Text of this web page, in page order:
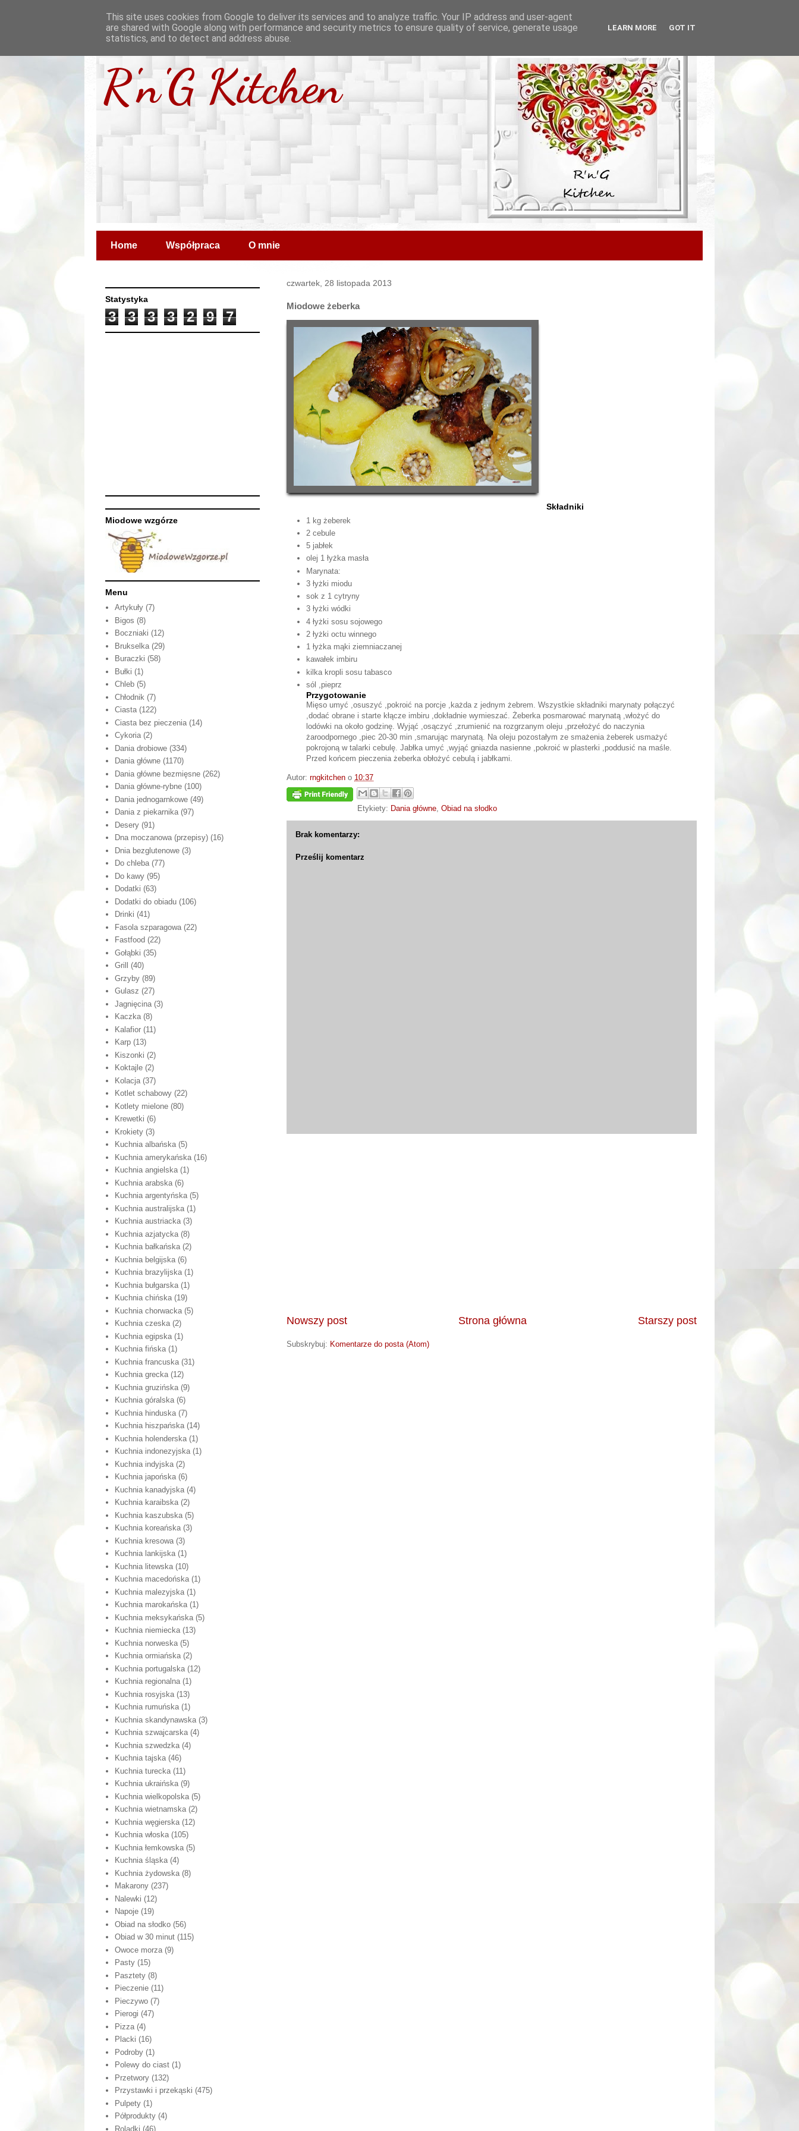
R'n'G Kitchen
Home Współpraca O mnie
czwartek, 28 listopada 2013
Miodowe żeberka
Składniki
1 kg żeberek
2 cebule
5 jabłek
olej 1 łyżka masła
Marynata:
3 łyżki miodu
sok z 1 cytryny
3 łyżki wódki
4 łyżki sosu sojowego
2 łyżki octu winnego
1 łyżka mąki ziemniaczanej
kawałek imbiru
kilka kropli sosu tabasco
sól ,pieprz
Przygotowanie
Mięso umyć ,osuszyć ,pokroić na porcje ,każda z jednym żebrem. Wszystkie składniki marynaty połączyć
,dodać obrane i starte kłącze imbiru ,dokładnie wymieszać. Żeberka posmarować marynatą ,włożyć do
lodówki na około godzinę. Wyjąć ,osączyć ,zrumienić na rozgrzanym oleju ,przełożyć do naczynia
żaroodpornego ,piec 20-30 min ,smarując marynatą. Na oleju pozostałym ze smażenia żeberek usmażyć
pokrojoną w talarki cebulę. Jabłka umyć ,wyjąć gniazda nasienne ,pokroić w plasterki ,poddusić na maśle.
Przed końcem pieczenia żeberka obłożyć cebulą i jabłkami.
Autor: rngkitchen o 10:37
Etykiety: Dania główne, Obiad na słodko
Brak komentarzy:
Prześlij komentarz
Nowszy post Starszy post
Strona główna
Subskrybuj: Komentarze do posta (Atom)
Statystyka
3 3 3 3 2 9 7
Miodowe wzgórze
Menu
Artykuły (7)
Bigos (8)
Boczniaki (12)
Brukselka (29)
Buraczki (58)
Bułki (1)
Chleb (5)
Chłodnik (7)
Ciasta (122)
Ciasta bez pieczenia (14)
Cykoria (2)
Dania drobiowe (334)
Dania główne (1170)
Dania główne bezmięsne (262)
Dania główne-rybne (100)
Dania jednogarnkowe (49)
Dania z piekarnika (97)
Desery (91)
Dna moczanowa (przepisy) (16)
Dnia bezglutenowe (3)
Do chleba (77)
Do kawy (95)
Dodatki (63)
Dodatki do obiadu (106)
Drinki (41)
Fasola szparagowa (22)
Fastfood (22)
Gołąbki (35)
Grill
(40)
Grzyby (89)
Gulasz (27)
Jagnięcina (3)
Kaczka (8)
Kalafior (11)
Karp (13)
Kiszonki (2)
Koktajle (2)
Kolacja (37)
Kotlet schabowy (22)
Kotlety mielone (80)
Krewetki (6)
Krokiety (3)
Kuchnia albańska (5)
Kuchnia amerykańska (16)
Kuchnia angielska (1)
Kuchnia arabska (6)
Kuchnia argentyńska (5)
Kuchnia australijska (1)
Kuchnia austriacka (3)
Kuchnia azjatycka (8)
Kuchnia bałkańska (2)
Kuchnia belgijska (6)
Kuchnia brazylijska (1)
Kuchnia bułgarska (1)
Kuchnia chińska (19)
Kuchnia chorwacka (5)
Kuchnia czeska (2)
Kuchnia egipska (1)
Kuchnia fińska (1)
Kuchnia francuska (31)
Kuchnia grecka (12)
Kuchnia gruzińska (9)
Kuchnia góralska (6)
Kuchnia hinduska (7)
Kuchnia hiszpańska (14)
Kuchnia holenderska (1)
Kuchnia indonezyjska (1)
Kuchnia indyjska (2)
Kuchnia japońska (6)
Kuchnia kanadyjska (4)
Kuchnia karaibska (2)
Kuchnia kaszubska (5)
Kuchnia koreańska (3)
Kuchnia kresowa (3)
Kuchnia lankijska (1)
Kuchnia litewska (10)
Kuchnia macedońska (1)
Kuchnia malezyjska (1)
Kuchnia marokańska (1)
Kuchnia meksykańska (5)
Kuchnia niemiecka (13)
Kuchnia norweska (5)
Kuchnia ormiańska (2)
Kuchnia portugalska (12)
Kuchnia regionalna (1)
Kuchnia rosyjska (13)
Kuchnia rumuńska (1)
Kuchnia skandynawska (3)
Kuchnia szwajcarska (4)
Kuchnia szwedzka (4)
Kuchnia tajska (46)
Kuchnia turecka (11)
Kuchnia ukraińska (9)
Kuchnia wielkopolska (5)
Kuchnia wietnamska (2)
Kuchnia węgierska (12)
Kuchnia włoska (105)
Kuchnia łemkowska (5)
Kuchnia śląska (4)
Kuchnia żydowska (8)
Makarony (237)
Nalewki (12)
Napoje (19)
Obiad na słodko (56)
Obiad w 30 minut (115)
Owoce morza (9)
Pasty (15)
Pasztety (8)
Pieczenie (11)
Pieczywo (7)
Pierogi (47)
Pizza (4)
Placki (16)
Podroby (1)
Polewy do ciast (1)
Przetwory (132)
Przystawki i przekąski (475)
Pulpety (1)
Półprodukty (4)
Roladki (46)
This site uses cookies from Google to deliver its services and to analyze traffic. Your IP address and user-agent
are shared with Google along with performance and security metrics to ensure quality of service, generate usage
statistics, and to detect and address abuse.
LEARN MORE GOT IT